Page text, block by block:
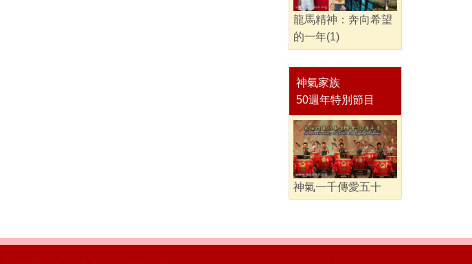
龍馬精神：奔向希望
的一年(1)
神氣家族
50週年特別節目
神氣一千傳愛五十